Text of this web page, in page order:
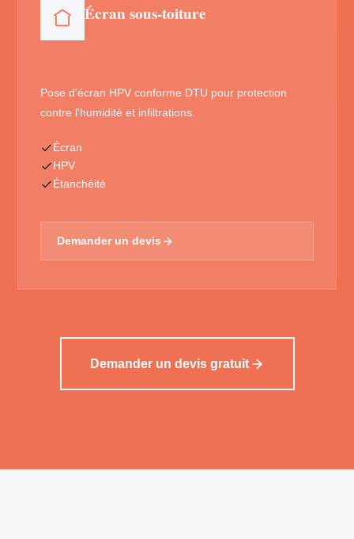
Écran sous-toiture
Pose d'écran HPV conforme DTU pour protection
contre l'humidité et infiltrations.
Écran
HPV
Étanchéité
Demander un devis
Demander un devis gratuit